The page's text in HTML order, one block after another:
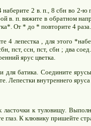
2 в. п., 8 сбн во 2-ю
в. п. вяжите в обратном
От * до * повторите 4
4 лепестка , для этого
пст, ссн, пст, сбн ; два
ярус цветка.
для батика. Соедините
Лепестки внутреннего
к туловищу.
глаз. К клювику пришейте